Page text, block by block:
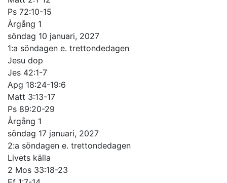
Ps 72:10-15
Årgång 1
söndag 10 januari, 2027
1:a söndagen e. trettondedagen
Jesu dop
Jes 42:1-7
Apg 18:24-19:6
Matt 3:13-17
Ps 89:20-29
Årgång 1
söndag 17 januari, 2027
2:a söndagen e. trettondedagen
Livets källa
2 Mos 33:18-23